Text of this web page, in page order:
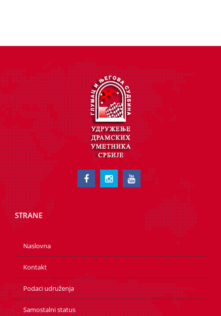
STRANE
Naslovna
Kontakt
Podaci udruženja
Samostalni status